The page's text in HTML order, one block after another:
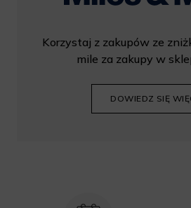
Korzystaj z zakupów ze
mile za zakupy w
DOWIEDZ SIĘ